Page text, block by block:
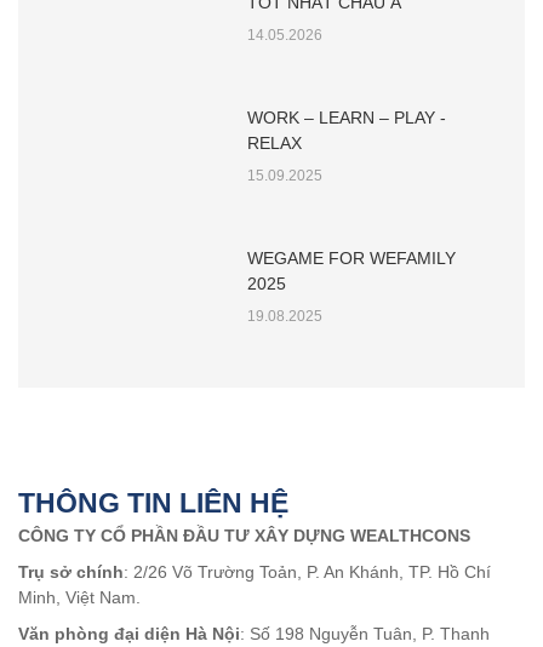
14.05.2026
WORK – LEARN – PLAY -
RELAX
15.09.2025
WEGAME FOR WEFAMILY
2025
19.08.2025
THÔNG TIN LIÊN HỆ
CÔNG TY CỔ PHẦN ĐẦU TƯ XÂY DỰNG WEALTHCONS
Trụ sở chính: 2/26 Võ Trường Toản, P. An Khánh, TP. Hồ Chí
Minh, Việt Nam.
Văn phòng đại diện Hà Nội: Số 198 Nguyễn Tuân, P. Thanh